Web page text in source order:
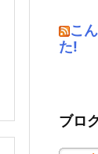
こ
た!
ブロ